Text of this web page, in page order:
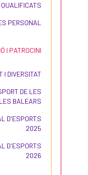
PERSONAL
I PATROCINI
I DIVERSITAT
DE LES
BALEARS
D'ESPORTS
2025
D'ESPORTS
2026